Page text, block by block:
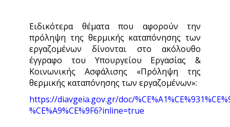
Ειδικότερα θέματα που αφορούν την
πρόληψη της θερμικής καταπόνησης των
εργαζομένων δίνονται στο ακόλουθο
έγγραφο του Υπουργείου Εργασίας &
Κοινωνικής Ασφάλισης «Πρόληψη της
θερμικής καταπόνησης των εργαζομένων»:
https://diavgeia.gov.gr/doc/
%CE%A9%CE%9F6?inline=true